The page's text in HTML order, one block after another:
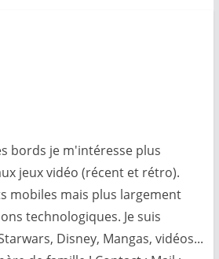
bords je m'intéresse plus
jeux vidéo (récent et rétro).
mobiles mais plus largement
technologiques. Je suis
Disney, Mangas, vidéos...